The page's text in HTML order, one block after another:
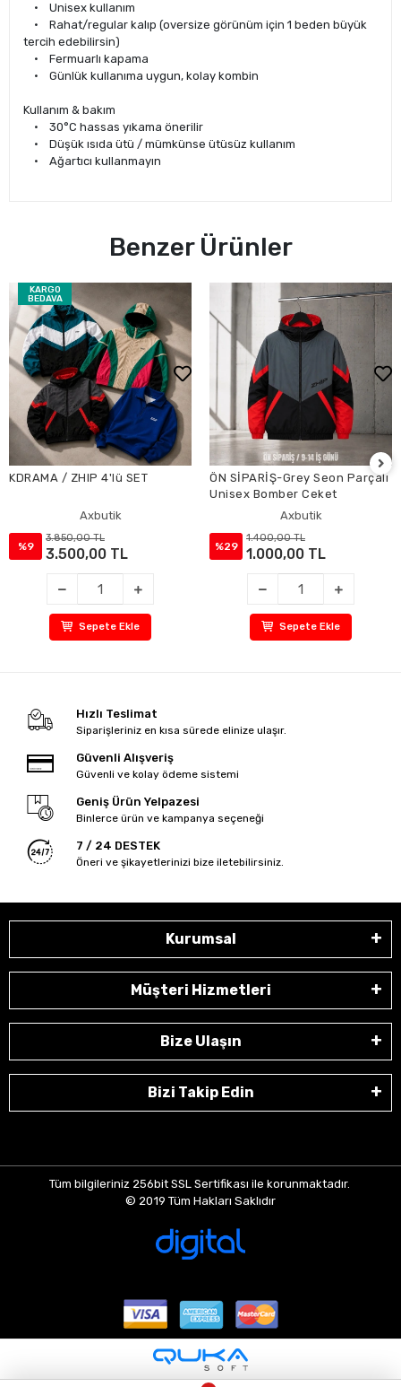
• Unisex kullanım
• Rahat/regular kalıp (oversize görünüm için 1 beden büyük
tercih edebilirsin)
• Fermuarlı kapama
• Günlük kullanıma uygun, kolay kombin
Kullanım & bakım
• 30°C hassas yıkama önerilir
• Düşük ısıda ütü / mümkünse ütüsüz kullanım
• Ağartıcı kullanmayın
Benzer Ürünler
ÖN SİPARİŞ-Grey Seon Parçalı
Axbutik
%29
1.400,00 TL
1.000,00 TL
Sepete Ekle
ÖN SİPARİŞ-Pink Parçalı
Unisex Bomber Ceket
Axbutik
1.000,00 TL
Sepete Ekle
Hızlı Teslimat
Siparişleriniz en kısa sürede elinize ulaşır.
Güvenli Alışveriş
Güvenli ve kolay ödeme sistemi
Geniş Ürün Yelpazesi
Binlerce ürün ve kampanya seçeneği
7 / 24 DESTEK
Öneri ve şikayetlerinizi bize iletebilirsiniz.
Kurumsal
Müşteri Hizmetleri
Bize Ulaşın
Bizi Takip Edin
Tüm bilgileriniz 256bit SSL Sertifikası ile korunmaktadır.
© 2019 Tüm Hakları Saklıdır